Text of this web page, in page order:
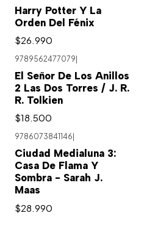
Harry Potter Y La
Orden Del Fénix
$26.990
9789562477079
El Señor De Los Anillos
2 Las Dos Torres / J. R.
R. Tolkien
$18.500
9786073841146
Ciudad Medialuna 3:
Casa De Flama Y
Sombra - Sarah J.
Maas
$28.990